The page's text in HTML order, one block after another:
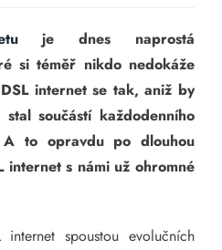
je dnes naprostá
si téměř nikdo nedokáže
internet se tak, aniž by
součástí každodenního
to opravdu po dlouhou
s námi už ohromné
spoustou evolučních